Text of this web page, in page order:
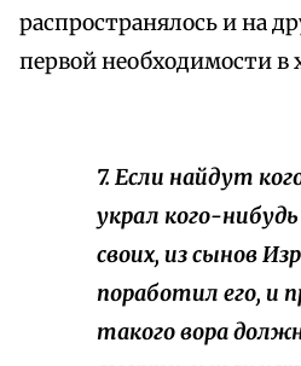
распространялось и на
первой необходимости в
7. Если найдут
украл кого-
своих, из сынов
поработил его, и
такого вора